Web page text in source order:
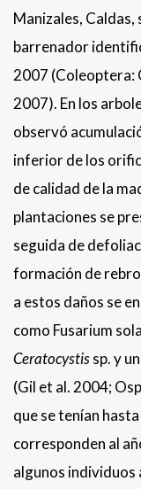
Manizales,
barrenador
2007 (Coleoptera:
2007). En los
observó
inferior de los
de calidad de la
plantaciones se
seguida de
formación de
a estos daños se
como Fusarium
Ceratocystissp. y
(Gil et al. 2004;
que se tenían
corresponden al
algunos individuos